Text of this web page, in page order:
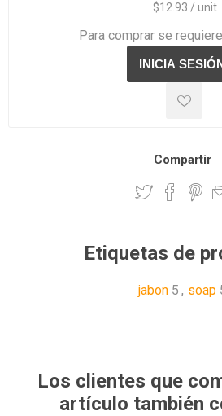
‏‏‎ ‎‏‏‎ ‎$12.93 / unit
Para comprar se
Compartir
Etiquetas de
jabon 5 , soap
Los clientes que
artículo también